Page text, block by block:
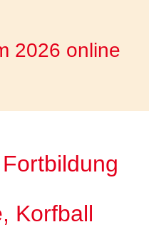
2026 online
Korfball